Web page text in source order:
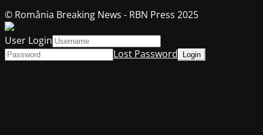
© România Breaking News - RBN Press 2025
User Login
Lost Password